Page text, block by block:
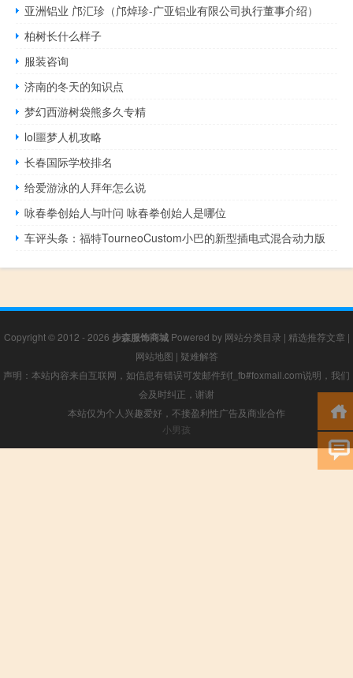
亚洲铝业 邝汇珍（邝焯珍-广亚铝业有限公司执行董事介绍）
柏树长什么样子
服装咨询
济南的冬天的知识点
梦幻西游树袋熊多久专精
lol噩梦人机攻略
长春国际学校排名
给爱游泳的人拜年怎么说
咏春拳创始人与叶问 咏春拳创始人是哪位
车评头条：福特TourneoCustom小巴的新型插电式混合动力版
Copyright © 2012 - 2026 步森服饰商城Powered by 网站分类目录 | 精选推荐文章 |
网站地图 | 疑难解答
声明：本站内容来自互联网，如信息有错误可发邮件到f_fb#foxmail.com说明，我们
会及时纠正，谢谢
本站仅为个人兴趣爱好，不接盈利性广告及商业合作
小男孩